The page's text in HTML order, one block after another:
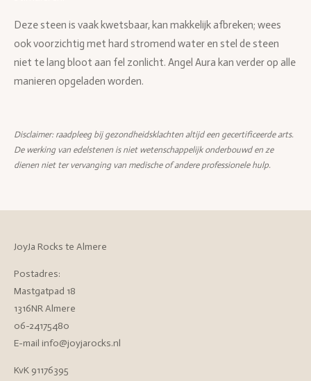
Deze steen is vaak kwetsbaar, kan makkelijk afbreken; wees
ook voorzichtig met hard stromend water en stel de steen
niet te lang bloot aan fel zonlicht. Angel Aura kan verder op alle
manieren opgeladen worden.
Disclaimer: raadpleeg bij gezondheidsklachten altijd een gecertificeerde arts.
De werking van edelstenen is niet wetenschappelijk onderbouwd en ze
dienen niet ter vervanging van medische of andere professionele hulp.
JoyJa Rocks te Almere
Postadres:
Mastgatpad 18
1316NR Almere
06-24175480
E-mail info@joyjarocks.nl
KvK 91176395